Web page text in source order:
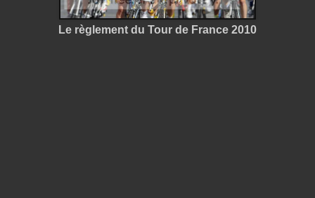
Le règlement du Tour de France 2010